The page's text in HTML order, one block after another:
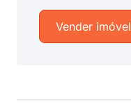
Vender imóvel